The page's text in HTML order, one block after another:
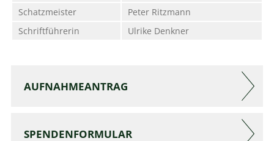
Schatzmeister
Peter Ritzmann
Schriftführerin
Ulrike Denkner
AUFNAHMEANTRAG
SPENDENFORMULAR